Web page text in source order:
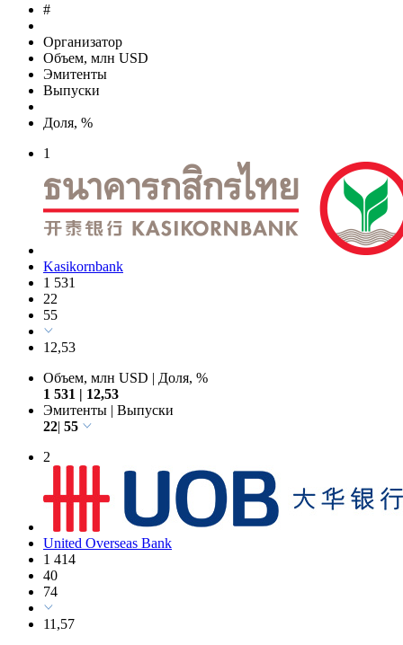
#
Организатор
Объем, млн USD
Эмитенты
Выпуски
Доля, %
1
Kasikornbank
1 531
22
55
12,53
Объем, млн USD | Доля, %
1 531 | 12,53
Эмитенты | Выпуски
22| 55
2
United Overseas Bank
1 414
40
74
11,57